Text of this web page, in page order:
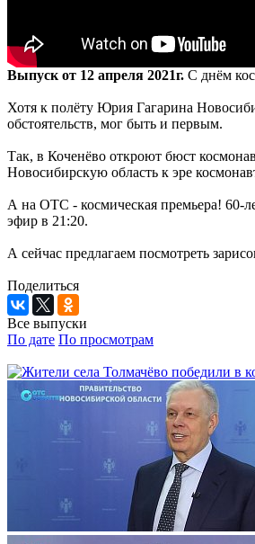
Выпуск от 12 апреля 2021г. С днём
Хотя к полёту Юрия Гагарина
обстоятельств, мог быть и первым.
Так, в Коченёво откроют бюст
Новосибирскую область к эре
А на ОТС - космическая премьера! 60-
эфир в 21:20.
А сейчас предлагаем посмотреть
Поделиться
Все выпуски
По дате По просмотрам